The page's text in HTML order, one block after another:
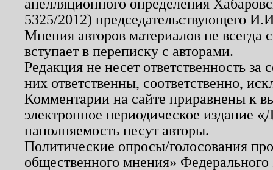
апелляционного определения
5325/2012) председательствующего
Мнения авторов материалов не
вступает в переписку с авторами.
Редакция не несет ответственность
них ответственны, соответственно,
Комментарии на сайте приравнены к
электронное периодическое издание
наполняемость несут авторы.
Политические опросы/голосования
общественного мнения»